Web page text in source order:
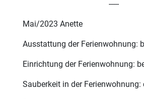
-----
Mai/2023 Anette
Ausstattung der Ferienwohnung:
Einrichtung der Ferienwohnung:
Sauberkeit in der Ferienwohnung: